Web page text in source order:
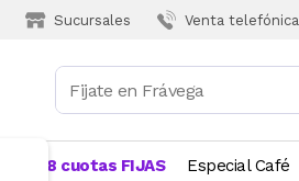
Sucursales Venta telefónica
18 cuotas FIJAS Especial Café